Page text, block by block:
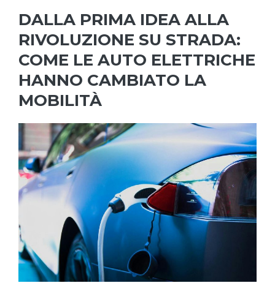
DALLA PRIMA IDEA ALLA
RIVOLUZIONE SU STRADA:
COME LE AUTO ELETTRICHE
HANNO CAMBIATO LA
MOBILITÀ